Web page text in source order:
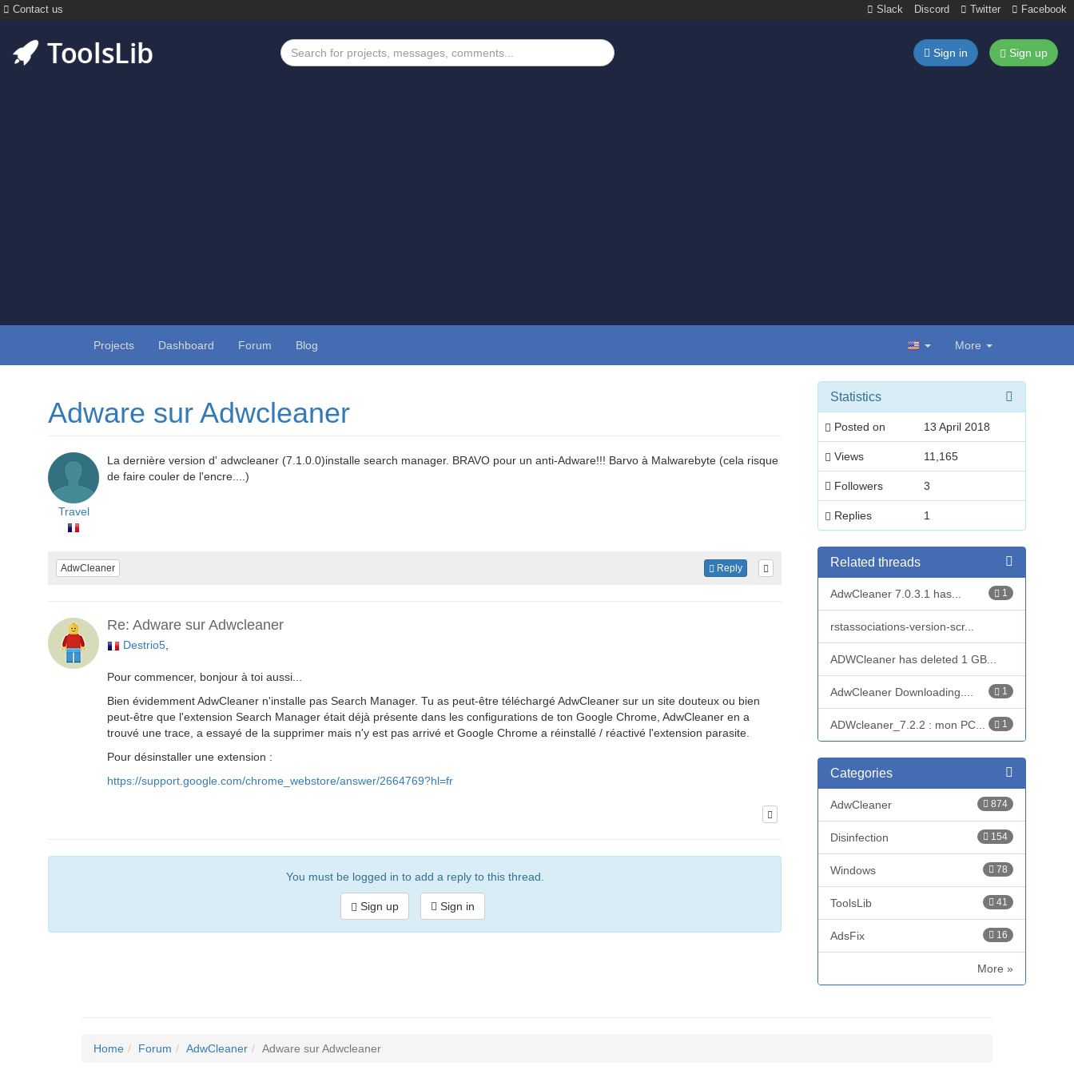
Contact us Slack Discord Twitter Facebook
Sign in Sign up
Projects Dashboard Forum Blog More
Adware sur Adwcleaner
Travel
La dernière version d' adwcleaner (7.1.0.0)installe search manager. BRAVO pour un anti-Adware!!! Barvo à Malwarebyte (cela risque
de faire couler de l'encre....)
AdwCleaner Reply
Re: Adware sur Adwcleaner
Destrio5,
Pour commencer, bonjour à toi aussi...
Bien évidemment AdwCleaner n'installe pas Search Manager. Tu as peut-être téléchargé AdwCleaner sur un site douteux ou bien
peut-être que l'extension Search Manager était déjà présente dans les configurations de ton Google Chrome, AdwCleaner en a
trouvé une trace, a essayé de la supprimer mais n'y est pas arrivé et Google Chrome a réinstallé / réactivé l'extension parasite.
Pour désinstaller une extension :
https://support.google.com/chrome_webstore/answer/2664769?hl=fr
You must be logged in to add a reply to this thread.
Sign up Sign in
Statistics
Posted on 13 April 2018
Views 11,165
Followers 3
Replies 1
Related threads
1
AdwCleaner 7.0.3.1 has...
rstassociations-version-scr...
ADWCleaner has deleted 1 GB...
1
AdwCleaner Downloading....
1
ADWcleaner_7.2.2 : mon PC...
Categories
874
AdwCleaner
154
Disinfection
78
Windows
41
ToolsLib
16
AdsFix
More »
Home Forum AdwCleaner Adware sur Adwcleaner